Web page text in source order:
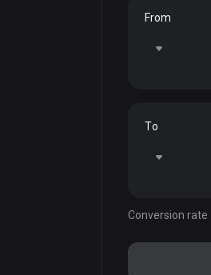
From
To
Conversion rate